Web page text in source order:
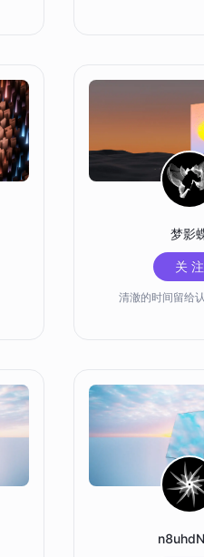
梦影
关 注
清澈的时间留给